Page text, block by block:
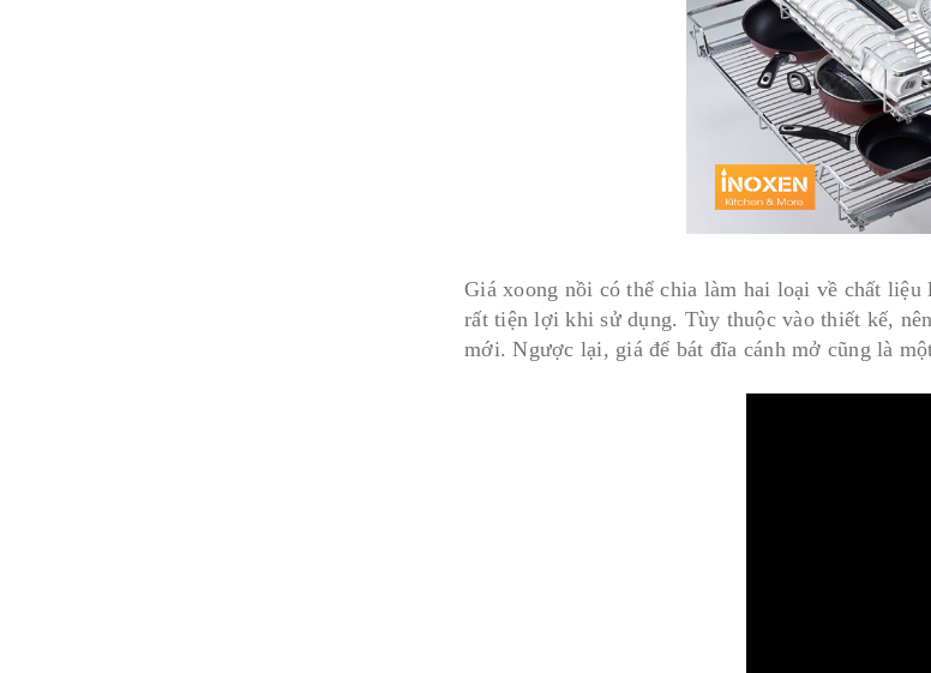
Giá xoong nồi có thể chia làm hai loại về chất
rất tiện lợi khi sử dụng. Tùy thuộc vào thiết kế,
mới. Ngược lại, giá để bát đĩa cánh mở cũng là